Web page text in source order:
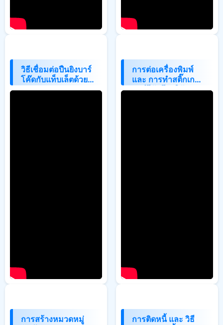
วิธีเชื่อมต่อปืนยิงบาร์
โค๊ดกับแท็บเล็ตด้วย
Bluetooth
การต่อเครื่องพิมพ์
และ การทำสติ๊กเกอร์
บาร์โค้ดโดยใช้
การสร้างหมวดหมู่
การติดหนี้ และ วิธี